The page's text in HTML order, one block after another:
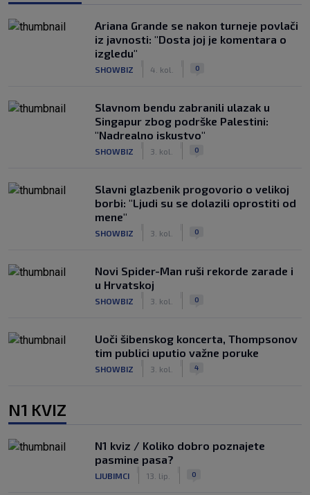
Ariana Grande se nakon turneje povlači
iz javnosti: "Dosta joj je komentara o
izgledu"
SHOWBIZ 4. kol. 0
Slavnom bendu zabranili ulazak u
Singapur zbog podrške Palestini:
"Nadrealno iskustvo"
SHOWBIZ 3. kol. 0
Slavni glazbenik progovorio o velikoj
borbi: "Ljudi su se dolazili oprostiti od
mene"
SHOWBIZ 3. kol. 0
Novi Spider-Man ruši rekorde zarade i
u Hrvatskoj
SHOWBIZ 3. kol. 0
Uoči šibenskog koncerta, Thompsonov
tim publici uputio važne poruke
SHOWBIZ 3. kol. 4
N1 KVIZ
N1 kviz / Koliko dobro poznajete
pasmine pasa?
LJUBIMCI 13. lip. 0